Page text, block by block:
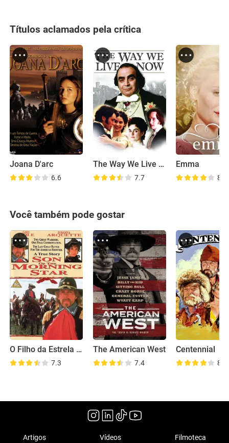
Títulos aclamados pela crítica
Joana D'arc
6.6
The Way We Live Now
7.7
Emma
8.1
Você também pode gostar
O Filho da Estrela Nascente
7.3
The American West
7.4
Centennial
8.3
Artigos Vídeos Filmoteca